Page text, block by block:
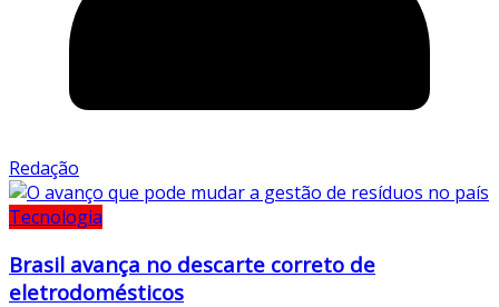
Redação
Tecnologia
Brasil avança no descarte correto de
eletrodomésticos